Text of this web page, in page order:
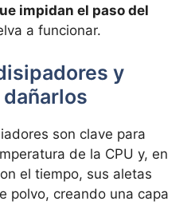
impidan el paso del
a funcionar.
y
son clave para
de la CPU y, en
el tiempo, sus aletas
polvo, creando una capa